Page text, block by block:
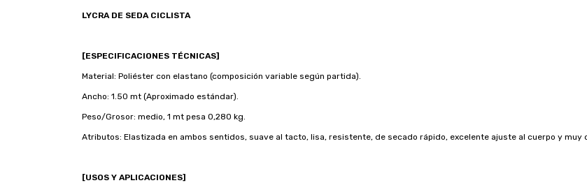
LYCRA DE SEDA CICLISTA
[ESPECIFICACIONES TÉCNICAS]
Material: Poliéster con elastano (composición variable según partida).
Ancho: 1.50 mt (Aproximado estándar).
Peso/Grosor: medio, 1 mt pesa 0,280 kg.
Atributos: Elastizada en ambos sentidos, suave al tacto, lisa, resistente, de secado rápido, excelente ajuste al cuerpo y muy
[USOS Y APLICACIONES]